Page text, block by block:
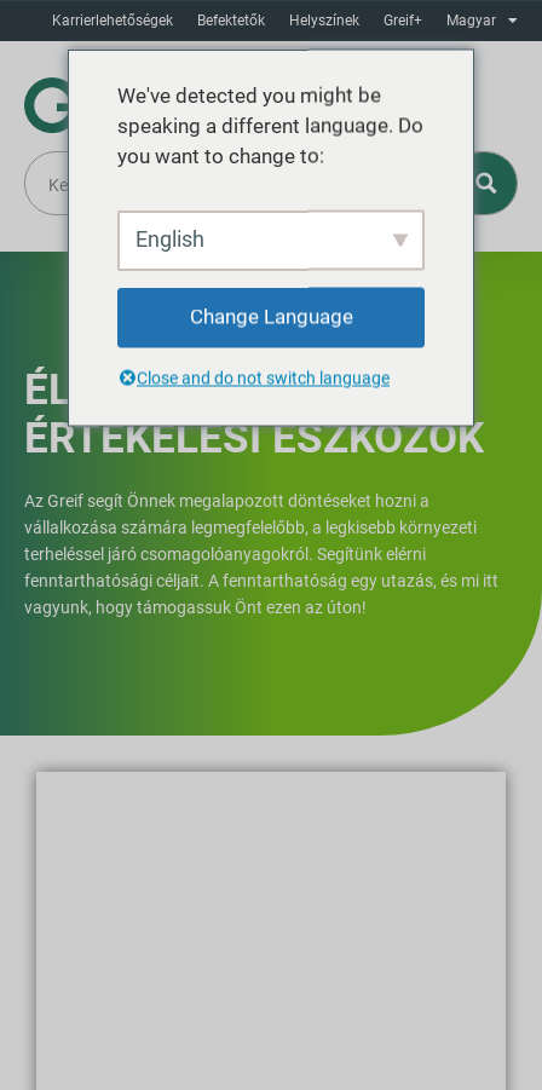
Karrierlehetőségek Befektetők Helyszínek Greif+ Magyar
ÉLETCIKLUS-
ÉRTÉKELÉSI ESZKÖZÖK
Az Greif segít Önnek megalapozott döntéseket hozni a
vállalkozása számára legmegfelelőbb, a legkisebb környezeti
terheléssel járó csomagolóanyagokról. Segítünk elérni
fenntarthatósági céljait. A fenntarthatóság egy utazás, és mi itt
vagyunk, hogy támogassuk Önt ezen az úton!
We've detected you might be
speaking a different language. Do
you want to change to:
English
Change Language
Close and do not switch language